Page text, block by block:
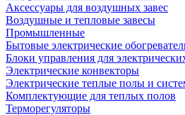
Аксессуары для воздушных завес
Воздушные и тепловые завесы
Промышленные
Бытовые электрические
Блоки управления для
Электрические конвекторы
Электрические теплые полы и
Комплектующие для теплых полов
Терморегуляторы